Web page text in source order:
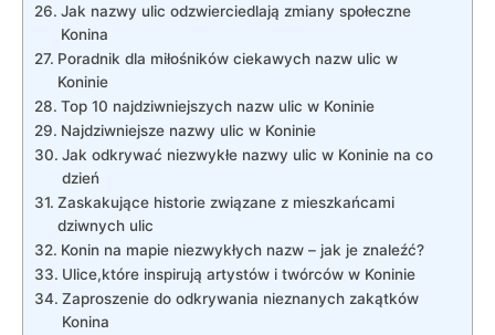
Jak nazwy ulic odzwierciedlają zmiany ​społeczne
‌Konina
Poradnik dla‍ miłośników ciekawych nazw ulic w​
Koninie
Top 10 najdziwniejszych nazw⁣ ulic w Koninie
Najdziwniejsze nazwy ulic w ⁣Koninie
Jak odkrywać niezwykłe nazwy ulic w Koninie na co
dzień
Zaskakujące historie związane z mieszkańcami
dziwnych ulic
Konin na‌ mapie niezwykłych ‍nazw – jak ⁢je znaleźć?
Ulice,które ⁢inspirują artystów​ i twórców ⁣w Koninie
Zaproszenie do odkrywania nieznanych zakątków
⁣Konina